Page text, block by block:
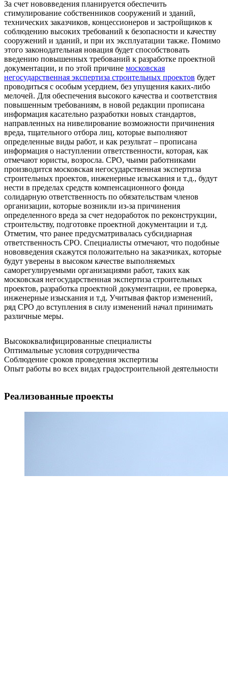
За счет нововведения планируется обеспечить
стимулирование собственников сооружений и зданий,
технических заказчиков, концессионеров и застройщиков к
соблюдению высоких требований к безопасности и качеству
сооружений и зданий, и при их эксплуатации также. Помимо
этого законодательная новация будет способствовать
введению повышенных требований к разработке проектной
документации, и по этой причине московская
негосударственная экспертиза строительных проектов будет
проводиться с особым усердием, без упущения каких-либо
мелочей. Для обеспечения высокого качества и соответствия
повышенным требованиям, в новой редакции прописана
информация касательно разработки новых стандартов,
направленных на нивелирование возможности причинения
вреда, тщательного отбора лиц, которые выполняют
определенные виды работ, и как результат – прописана
информация о наступлении ответственности, которая, как
отмечают юристы, возросла. СРО, чьими работниками
производится московская негосударственная экспертиза
строительных проектов, инженерные изыскания и т.д., будут
нести в пределах средств компенсационного фонда
солидарную ответственность по обязательствам членов
организации, которые возникли из-за причинения
определенного вреда за счет недоработок по реконструкции,
строительству, подготовке проектной документации и т.д.
Отметим, что ранее предусматривалась субсидиарная
ответственность СРО. Специалисты отмечают, что подобные
нововведения скажутся положительно на заказчиках, которые
будут уверены в высоком качестве выполняемых
саморегулируемыми организациями работ, таких как
московская негосударственная экспертиза строительных
проектов, разработка проектной документации, ее проверка,
инженерные изыскания и т.д. Учитывая фактор изменений,
ряд СРО до вступления в силу изменений начал принимать
различные меры.
Высококвалифицированные специалисты
Оптимальные условия сотрудничества
Соблюдение сроков проведения экспертизы
Опыт работы во всех видах градостроительной деятельности
Реализованные проекты